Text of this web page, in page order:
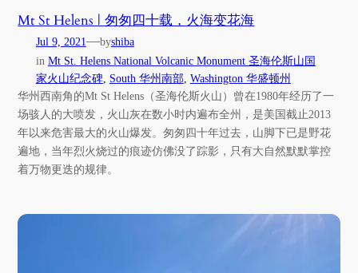
Mt St Helens | 匆匆四十载，火海变花海
Jul 9, 2021—byshiba
in Mt St. Helens National Volcanic Monument 圣海伦斯山国
家火山纪念碑, South 华州南部, Washington 华盛顿州
华州西南角的Mt St Helens（圣海伦斯火山）曾在1980年经历了一
场骇人的大喷发，火山灰在数小时内遍布全州，是美国截止2013
年以来危害最大的火山爆发。匆匆四十年过去，山脚下已是野花
遍地，当年烈火烧过的痕迹仿佛没了踪影，只有大自然默默掌控
着万物更迭的规律。